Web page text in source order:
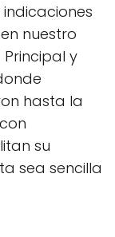
nuestro
y
hasta la
su
sea sencilla